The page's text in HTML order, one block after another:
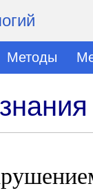
Методы